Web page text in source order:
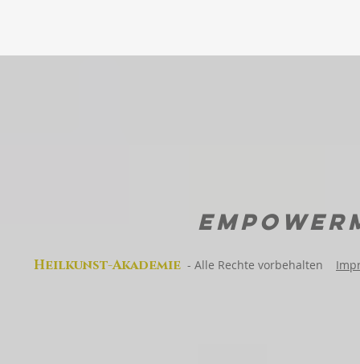
Heilkunst-Akademie - Alle Rechte vorbehalten